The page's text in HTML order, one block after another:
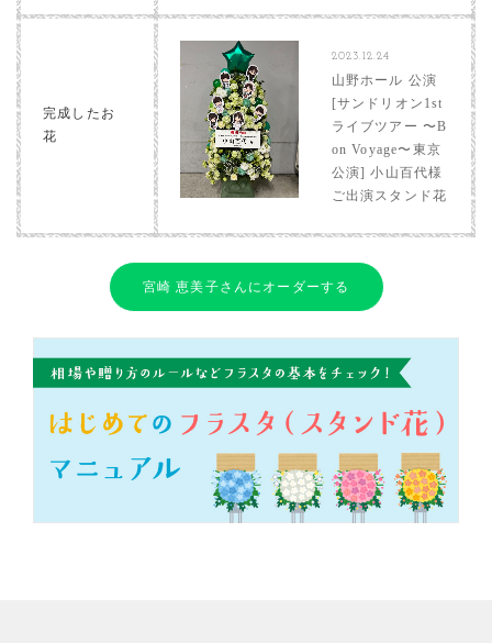
完成したお
花
2023.12.24
山野ホール 公演
[サンドリオン1st
ライブツアー 〜B
on Voyage〜東京
公演] 小山百代様
ご出演スタンド花
宮崎 恵美子さんにオーダーする